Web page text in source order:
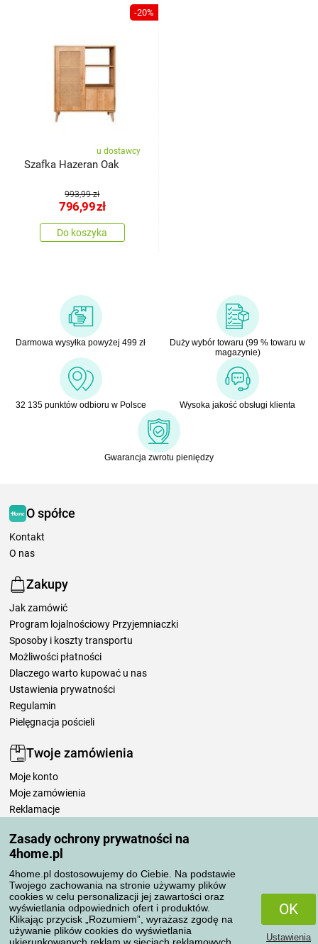
Zasady ochrony prywatności na
4home.pl
4home.pl dostosowujemy do Ciebie. Na podstawie
Twojego zachowania na stronie używamy plików
cookies w celu personalizacji jej zawartości oraz
wyświetlania odpowiednich ofert i produktów.
Klikając przycisk „Rozumiem”, wyrażasz zgodę na
używanie plików cookies do wyświetlania
OK
Ustawienia
-20%
u dostawcy
Szafka Hazeran Oak
993,99 zł
796,99zł
Do koszyka
Darmowa wysyłka powyżej 499 zł
Duży wybór towaru (99 % towaru w
magazynie)
32 135 punktów odbioru w Polsce Wysoka jakość obsługi klienta
Gwarancja zwrotu pieniędzy
O spółce
Kontakt
O nas
Zakupy
Jak zamówić
Program lojalnościowy Przyjemniaczki
Sposoby i koszty transportu
Możliwości płatności
Dlaczego warto kupować u nas
Ustawienia prywatności
Regulamin
Pielęgnacja pościeli
Twoje zamówienia
Moje konto
Moje zamówienia
Reklamacje
Zasady przetwarzania recenzji
Sposoby transportu
Metody płatności